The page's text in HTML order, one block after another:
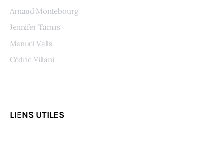
Arnaud Montebourg
Jennifer Tamas
Manuel Valls
Cédric Villani
LIENS UTILES